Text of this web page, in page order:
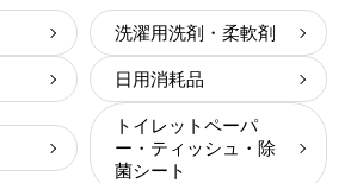
洗濯用洗剤・柔軟剤
日用消耗品
トイレットペーパ
ー・ティッシュ・除
菌シート